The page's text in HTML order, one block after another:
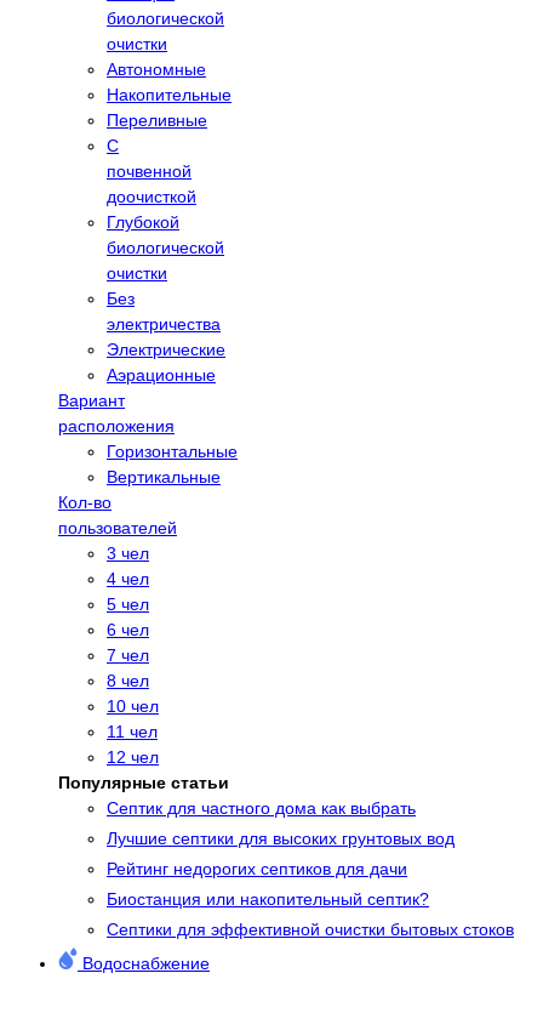
биологической
очистки
Автономные
Накопительные
Переливные
С
почвенной
доочисткой
Глубокой
биологической
очистки
Без
электричества
Электрические
Аэрационные
Вариант
расположения
Горизонтальные
Вертикальные
Кол-во
пользователей
3 чел
4 чел
5 чел
6 чел
7 чел
8 чел
10 чел
11 чел
12 чел
Популярные статьи
Cептик для частного дома как выбрать
Лучшие септики для высоких грунтовых вод
Рейтинг недорогих септиков для дачи
Биостанция или накопительный септик?
Септики для эффективной очистки бытовых стоков
Водоснабжение